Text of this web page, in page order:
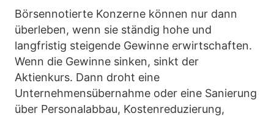
Börsennotierte Konzerne können nur dann
überleben, wenn sie ständig hohe und
langfristig steigende Gewinne erwirtschaften.
Wenn die Gewinne sinken, sinkt der
Aktienkurs. Dann droht eine
Unternehmensübernahme oder eine Sanierung
über Personalabbau, Kostenreduzierung,